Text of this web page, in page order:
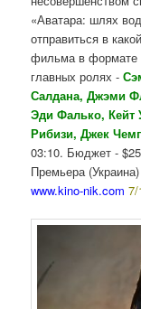
«Аватара: шлях
отправиться в
фильма в формате
главных ролях -
Салдана, Джэми
Эди Фалько, Кейт
Рибизи, Джек
03:10. Бюджет -
Премьера
www.kino-nik.com 7/